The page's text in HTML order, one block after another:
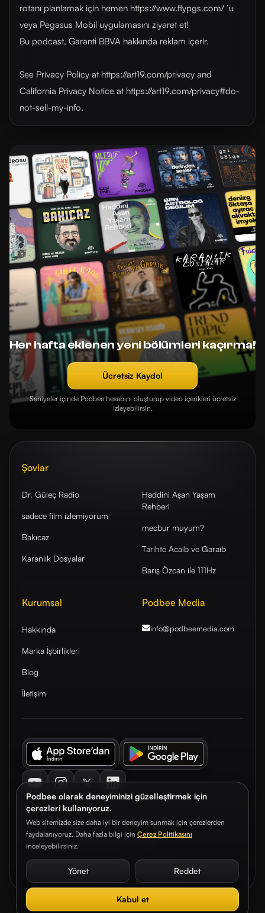
Podbee olarak deneyiminizi güzelleştirmek için
çerezleri kullanıyoruz.
Web sitemizde size daha iyi bir deneyim sunmak için çerezlerden
faydalanıyoruz. Daha fazla bilgi için Çerez Politikasını
inceleyebilirsiniz.
Yönet Reddet
Kabul et
rotanı planlamak için hemen https://www.flypgs.com/ ’u
veya Pegasus Mobil uygulamasını ziyaret et!
Bu podcast, Garanti BBVA hakkında reklam içerir.
See Privacy Policy at https://art19.com/privacy and
California Privacy Notice at https://art19.com/privacy#do-
not-sell-my-info.
Her hafta eklenen yeni bölümleri kaçırma!
Ücretsiz Kaydol
Saniyeler içinde Podbee hesabını oluşturup video içerikleri ücretsiz
izleyebilirsin.
Şovlar
Dr. Güleç Radio
sadece film izlemiyorum
Bakıcaz
Karanlık Dosyalar
Haddini Aşan Yaşam
Rehberi
mecbur muyum?
Tarihte Acaib ve Garaib
Barış Özcan ile 111Hz
Kurumsal
Hakkında
Marka İşbirlikleri
Blog
İletişim
Podbee Media
info@podbeemedia.com
© 2026. Podbee Media. Tüm hakları saklıdır.
Çerez TercihleriAydınlatma Metni Gizlilik Sözleşmesi